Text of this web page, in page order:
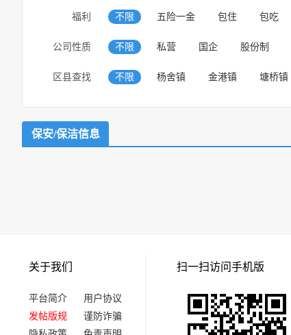
福利 不限 五险一金 包住 包吃
公司性质 不限 私营 国企 股份制
区县查找 不限 杨舍镇 金港镇 塘桥镇
保安/保洁信息
关于我们
平台简介
用户协议
发帖版规
谨防诈骗
扫一扫访问手机版